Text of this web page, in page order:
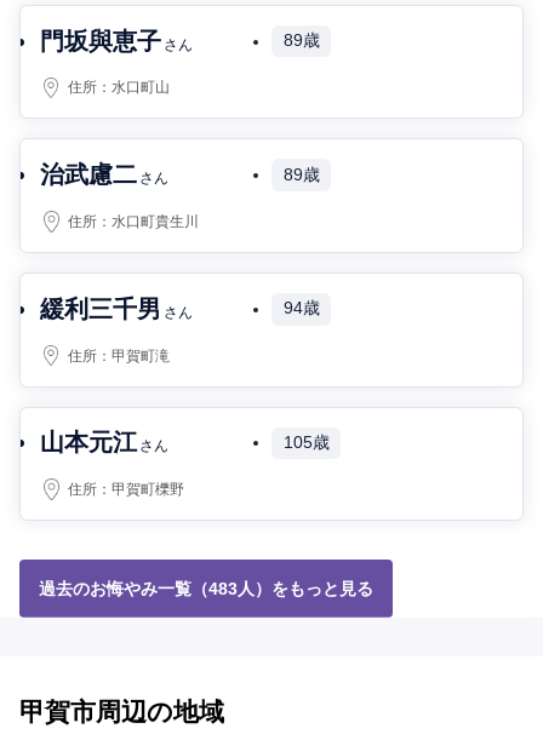
門坂與恵子 さん 89歳
住所：水口町山
治武慮二 さん 89歳
住所：水口町貴生川
緩利三千男 さん 94歳
住所：甲賀町滝
山本元江 さん 105歳
住所：甲賀町櫟野
過去のお悔やみ一覧（483人）をもっと見る
甲賀市周辺の地域